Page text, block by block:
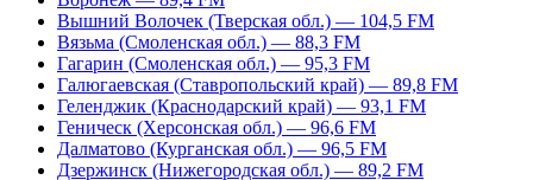
Вышний Волочек (Тверская обл.) — 104,5 FM
Вязьма (Смоленская обл.) — 88,3 FM
Гагарин (Смоленская обл.) — 95,3 FM
Галюгаевская (Ставропольский край) — 89,8 FM
Геленджик (Краснодарский край) — 93,1 FM
Геническ (Херсонская обл.) — 96,6 FM
Далматово (Курганская обл.) — 96,5 FM
Дзержинск (Нижегородская обл.) — 89,2 FM